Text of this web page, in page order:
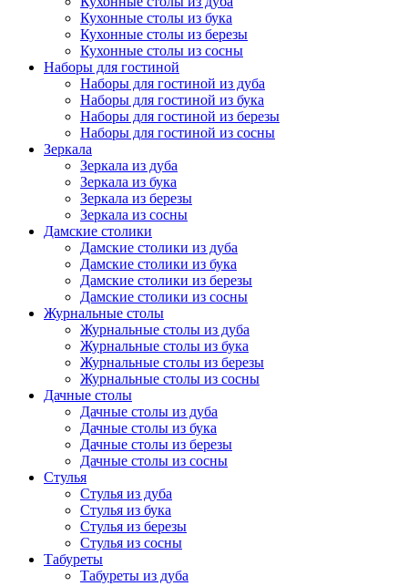
Кухонные столы из бука
Кухонные столы из березы
Кухонные столы из сосны
Наборы для гостиной
Наборы для гостиной из дуба
Наборы для гостиной из бука
Наборы для гостиной из березы
Наборы для гостиной из сосны
Зеркала
Зеркала из дуба
Зеркала из бука
Зеркала из березы
Зеркала из сосны
Дамские столики
Дамские столики из дуба
Дамские столики из бука
Дамские столики из березы
Дамские столики из сосны
Журнальные столы
Журнальные столы из дуба
Журнальные столы из бука
Журнальные столы из березы
Журнальные столы из сосны
Дачные столы
Дачные столы из дуба
Дачные столы из бука
Дачные столы из березы
Дачные столы из сосны
Стулья
Стулья из дуба
Стулья из бука
Стулья из березы
Стулья из сосны
Табуреты
Табуреты из дуба